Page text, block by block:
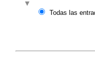
Todas las